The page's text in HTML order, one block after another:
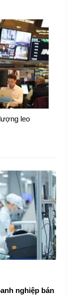
leo
nghiệp bán